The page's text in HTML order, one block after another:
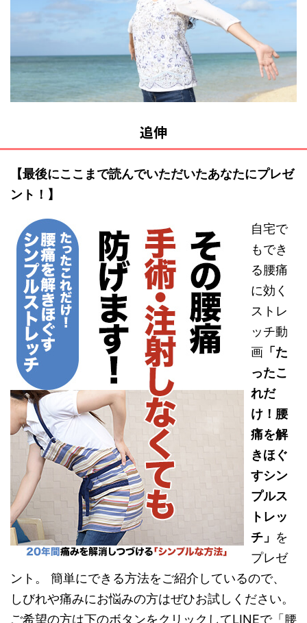
追伸
【最後にここまで読んでいただいたあなたにプレゼ
ント！】
自宅で
もでき
る腰痛
に効く
ストレ
ッチ動
画 「た
ったこ
れだ
け！腰
痛を解
きほぐ
すシン
プルス
トレッ
チ」 を
プレゼ
ント。 簡単にできる方法をご紹介しているので、
しびれや痛みにお悩みの方はぜひお試しください。
ご希望の方は下のボタンをクリックしてLINEで「腰